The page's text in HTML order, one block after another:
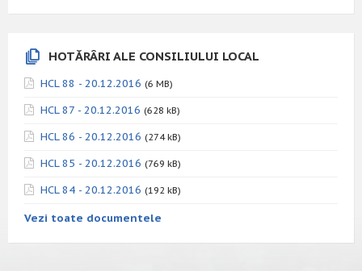
HOTĂRÂRI ALE CONSILIULUI LOCAL
HCL 88 - 20.12.2016 (6 MB)
HCL 87 - 20.12.2016 (628 kB)
HCL 86 - 20.12.2016 (274 kB)
HCL 85 - 20.12.2016 (769 kB)
HCL 84 - 20.12.2016 (192 kB)
Vezi toate documentele